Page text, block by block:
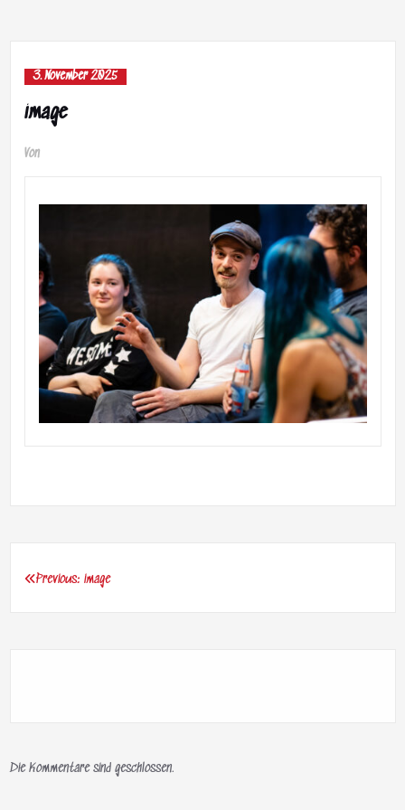
3. November 2025
image
Von
Beitragsnavigation
Previous: image
Die Kommentare sind geschlossen.